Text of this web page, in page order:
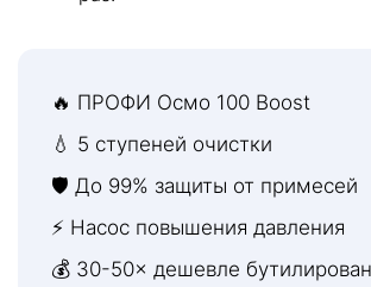
🔥 ПРОФИ Осмо 100 Boost
💧 5 ступеней очистки
🛡 До 99% защиты от примесей
⚡ Насос повышения давления
💰 30-50× дешевле